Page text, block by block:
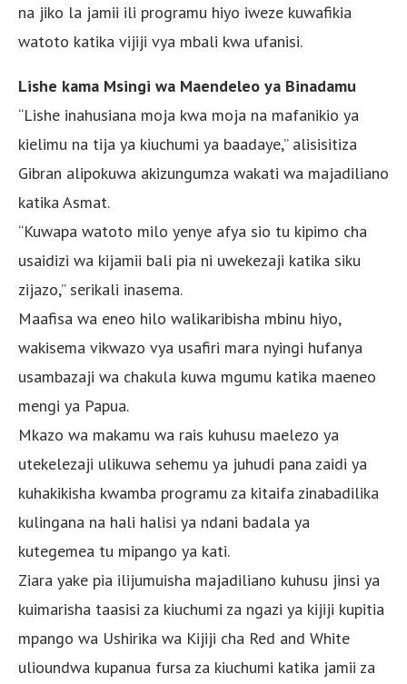
na jiko la jamii ili programu hiyo iweze kuwafikia
watoto katika vijiji vya mbali kwa ufanisi.
Lishe kama Msingi wa Maendeleo ya Binadamu
“Lishe inahusiana moja kwa moja na mafanikio ya
kielimu na tija ya kiuchumi ya baadaye,” alisisitiza
Gibran alipokuwa akizungumza wakati wa majadiliano
katika Asmat.
“Kuwapa watoto milo yenye afya sio tu kipimo cha
usaidizi wa kijamii bali pia ni uwekezaji katika siku
zijazo,” serikali inasema.
Maafisa wa eneo hilo walikaribisha mbinu hiyo,
wakisema vikwazo vya usafiri mara nyingi hufanya
usambazaji wa chakula kuwa mgumu katika maeneo
mengi ya Papua.
Mkazo wa makamu wa rais kuhusu maelezo ya
utekelezaji ulikuwa sehemu ya juhudi pana zaidi ya
kuhakikisha kwamba programu za kitaifa zinabadilika
kulingana na hali halisi ya ndani badala ya
kutegemea tu mipango ya kati.
Ziara yake pia ilijumuisha majadiliano kuhusu jinsi ya
kuimarisha taasisi za kiuchumi za ngazi ya kijiji kupitia
mpango wa Ushirika wa Kijiji cha Red and White
ulioundwa kupanua fursa za kiuchumi katika jamii za